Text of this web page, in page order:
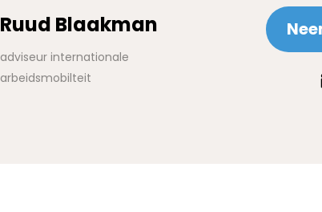
Ruud Blaakman
adviseur internationale
arbeidsmobilteit